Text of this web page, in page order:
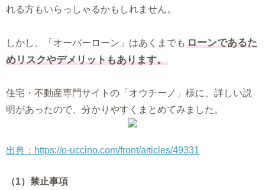
れる方もいらっしゃるかもしれません。
しかし、「オーバーローン」はあくまでも ローンであるた
めリスクやデメリットもあります。
住宅・不動産専門サイトの「オウチーノ」様に、詳しい説
明があったので、分かりやすくまとめてみました。
出典：https://o-uccino.com/front/articles/49331
（1）禁止事項